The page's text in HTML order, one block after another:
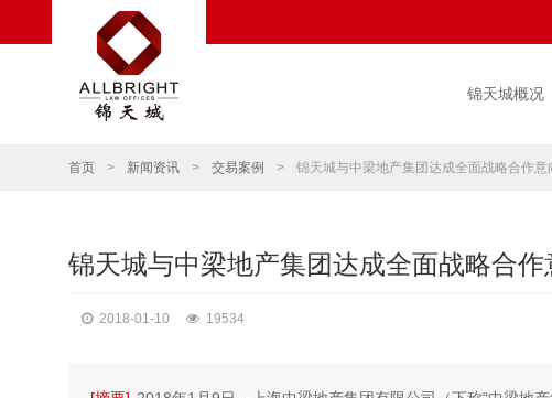
锦天城概况
首页 > 新闻资讯 > 交易案例 > 锦天城与中梁地产集团达成全面战略合作意
锦天城与中梁地产集团达成全面战略合作
2018-01-10 19534